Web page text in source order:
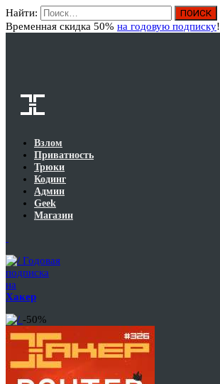
Найти:
Временная скидка 50% на годовую подписку!
Взлом
Приватность
Трюки
Кодинг
Админ
Geek
Магазин
Годовая
подписка
на
Хакер
-50%